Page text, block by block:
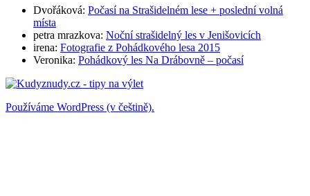
Dvořáková: Počasí na Strašidelném lese + poslední volná
místa
petra mrazkova: Noční strašidelný les v Jenišovicích
irena: Fotografie z Pohádkového lesa 2015
Veronika: Pohádkový les Na Drábovně – počasí
Používáme WordPress (v češtině).